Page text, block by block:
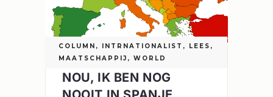
COLUMN , INTRNATIONALIST , LEES ,
MAATSCHAPPIJ , WORLD
NOU, IK BEN NOG